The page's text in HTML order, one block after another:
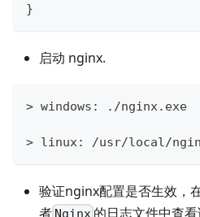
}
启动 nginx.
> windows: ./nginx.exe
> linux: /usr/local/
验证nginx配置是否生效，
者 Nginx 的日志文件中查